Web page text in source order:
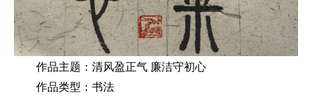
作品主题：清风盈正气 廉洁守初心
作品类型：书法